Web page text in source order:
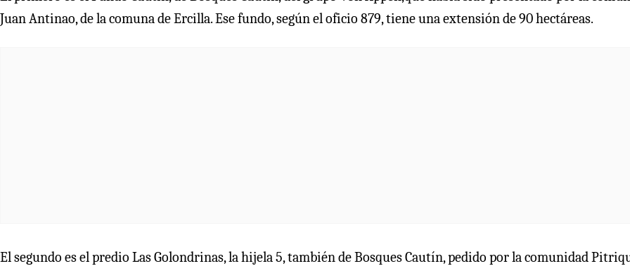
Juan Antinao, de la comuna de Ercilla. Ese fundo, según el oficio 879, tiene una extensión de 90 hectáreas.
El segundo es el predio Las Golondrinas, la hijela 5, también de Bosques Cautín, pedido por la comunidad